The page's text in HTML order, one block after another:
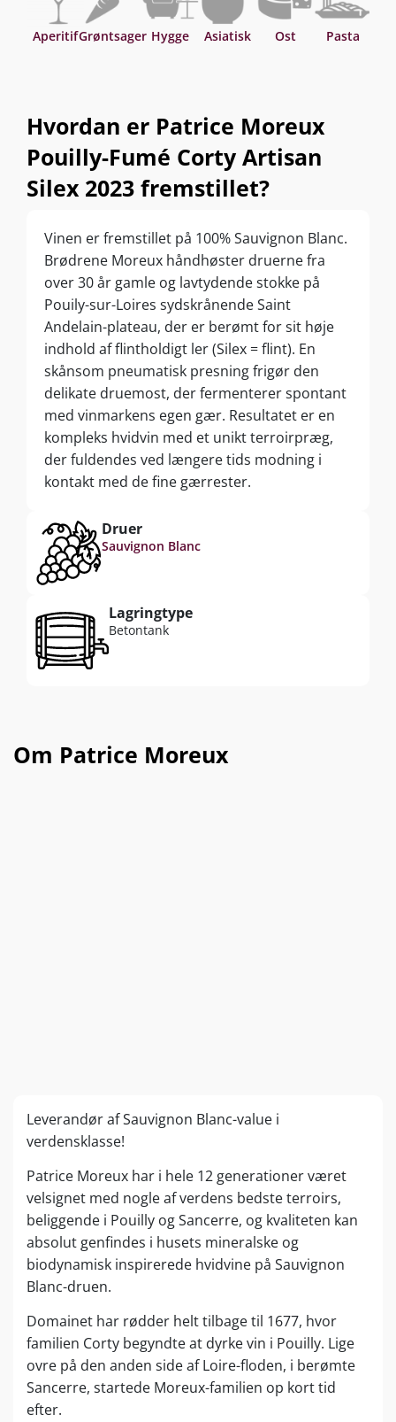
AperitifGrøntsager Hygge Asiatisk Ost Pasta
Hvordan er Patrice Moreux
Pouilly-Fumé Corty Artisan
Silex 2023 fremstillet?
Vinen er fremstillet på 100% Sauvignon Blanc.
Brødrene Moreux håndhøster druerne fra
over 30 år gamle og lavtydende stokke på
Pouily-sur-Loires sydskrånende Saint
Andelain-plateau, der er berømt for sit høje
indhold af flintholdigt ler (Silex = flint). En
skånsom pneumatisk presning frigør den
delikate druemost, der fermenterer spontant
med vinmarkens egen gær. Resultatet er en
kompleks hvidvin med et unikt terroirpræg,
der fuldendes ved længere tids modning i
kontakt med de fine gærrester.
Druer
Sauvignon Blanc
Lagringtype
Betontank
Om Patrice Moreux
Leverandør af Sauvignon Blanc-value i
verdensklasse!
Patrice Moreux har i hele 12 generationer været
velsignet med nogle af verdens bedste terroirs,
beliggende i Pouilly og Sancerre, og kvaliteten kan
absolut genfindes i husets mineralske og
biodynamisk inspirerede hvidvine på Sauvignon
Blanc-druen.
Domainet har rødder helt tilbage til 1677, hvor
familien Corty begyndte at dyrke vin i Pouilly. Lige
ovre på den anden side af Loire-floden, i berømte
Sancerre, startede Moreux-familien op kort tid
efter.